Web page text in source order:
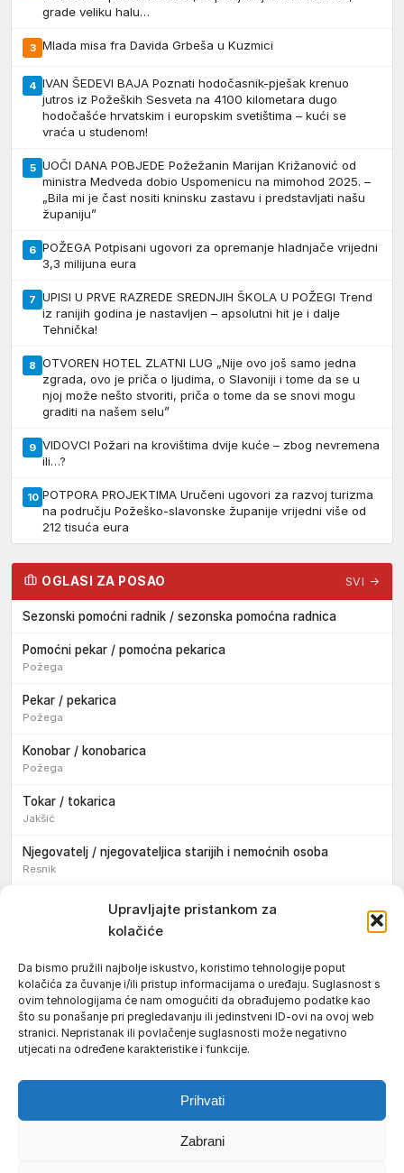
Upravljajte pristankom za
kolačiće
Da bismo pružili najbolje iskustvo, koristimo tehnologije poput
kolačića za čuvanje i/ili pristup informacijama o uređaju. Suglasnost s
ovim tehnologijama će nam omogućiti da obrađujemo podatke kao
što su ponašanje pri pregledavanju ili jedinstveni ID-ovi na ovoj web
stranici. Nepristanak ili povlačenje suglasnosti može negativno
utjecati na određene karakteristike i funkcije.
Prihvati
Zabrani
grade veliku halu…
3 Mlada misa fra Davida Grbeša u Kuzmici
4 IVAN ŠEDEVI BAJA Poznati hodočasnik-pješak krenuo
jutros iz Požeških Sesveta na 4100 kilometara dugo
hodočašće hrvatskim i europskim svetištima – kući se
vraća u studenom!
5 UOČI DANA POBJEDE Požežanin Marijan Križanović od
ministra Medveda dobio Uspomenicu na mimohod 2025. –
„Bila mi je čast nositi kninsku zastavu i predstavljati našu
županiju”
6 POŽEGA Potpisani ugovori za opremanje hladnjače vrijedni
3,3 milijuna eura
7 UPISI U PRVE RAZREDE SREDNJIH ŠKOLA U POŽEGI Trend
iz ranijih godina je nastavljen – apsolutni hit je i dalje
Tehnička!
8 OTVOREN HOTEL ZLATNI LUG „Nije ovo još samo jedna
zgrada, ovo je priča o ljudima, o Slavoniji i tome da se u
njoj može nešto stvoriti, priča o tome da se snovi mogu
graditi na našem selu”
9 VIDOVCI Požari na krovištima dvije kuće – zbog nevremena
ili…?
10 POTPORA PROJEKTIMA Uručeni ugovori za razvoj turizma
na području Požeško-slavonske županije vrijedni više od
212 tisuća eura
OGLASI ZA POSAO SVI →
Sezonski pomoćni radnik / sezonska pomoćna radnica
Pomoćni pekar / pomoćna pekarica
Požega
Pekar / pekarica
Požega
Konobar / konobarica
Požega
Tokar / tokarica
Jakšić
Njegovatelj / njegovateljica starijih i nemoćnih osoba
Resnik
Konobar / konobarica
Jakšić
Vozač / vozačica teretnog vozila s poluprikolicom
Požega
Pomoćnik/ica u nastavi